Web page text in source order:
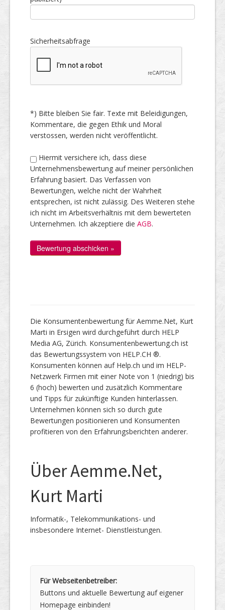
Sicherheitsabfrage
*) Bitte bleiben Sie fair. Texte mit Beleidigungen,
Kommentare, die gegen Ethik und Moral
verstossen, werden nicht veröffentlicht.
Hiermit versichere ich, dass diese
Unternehmensbewertung auf meiner persönlichen
Erfahrung basiert. Das Verfassen von
Bewertungen, welche nicht der Wahrheit
entsprechen, ist nicht zulässig. Des Weiteren stehe
ich nicht im Arbeitsverhältnis mit dem bewerteten
Unternehmen. Ich akzeptiere die AGB.
Die Konsumentenbewertung für Aemme.Net, Kurt
Marti in Ersigen wird durchgeführt durch HELP
Media AG, Zürich. Konsumentenbewertung.ch ist
das Bewertungssystem von HELP.CH ®.
Konsumenten können auf Help.ch und im HELP-
Netzwerk Firmen mit einer Note von 1 (niedrig) bis
6 (hoch) bewerten und zusätzlich Kommentare
und Tipps für zukünftige Kunden hinterlassen.
Unternehmen können sich so durch gute
Bewertungen positionieren und Konsumenten
profitieren von den Erfahrungsberichten anderer.
Über Aemme.Net,
Kurt Marti
Informatik-, Telekommunikations- und
insbesondere Internet- Dienstleistungen.
Für Webseitenbetreiber:
Buttons und aktuelle Bewertung auf eigener
Homepage einbinden!